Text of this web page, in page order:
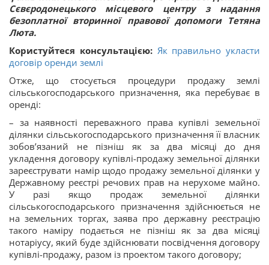
Сєвєродонецького місцевого центру з надання
безоплатної вторинної правової допомоги Тетяна
Люта.
Користуйтеся консультацією: Як правильно укласти
договір оренди землі
Отже, що стосується процедури продажу землі
сільськогосподарського призначення, яка перебуває в
оренді:
– за наявності переважного права купівлі земельної
ділянки сільськогосподарського призначення її власник
зобов’язаний не пізніш як за два місяці до дня
укладення договору купівлі-продажу земельної ділянки
зареєструвати намір щодо продажу земельної ділянки у
Державному реєстрі речових прав на нерухоме майно.
У разі якщо продаж земельної ділянки
сільськогосподарського призначення здійснюється не
на земельних торгах, заява про державну реєстрацію
такого наміру подається не пізніш як за два місяці
нотаріусу, який буде здійснювати посвідчення договору
купівлі-продажу, разом із проектом такого договору;